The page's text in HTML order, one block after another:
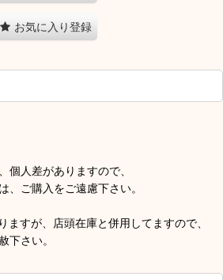
お気に入り登録
個人差がありますので、
、ご購入をご遠慮下さい。
すが、店頭在庫と併用してますので、
下さい。